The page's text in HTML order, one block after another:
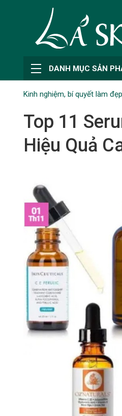
DANH MỤC SẢN
Kinh nghiệm, bí quyết làm đẹp
Top 11
Hiệu Quả